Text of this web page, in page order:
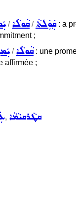
/ܩܵܘܠܵܐ/ܩܲܘܲܠܬܵܐ: a
;
/ܩܵܘܠܵܐ: une
affirmée ;
, ܩܛܵܪܩܝܵܡܵܐ